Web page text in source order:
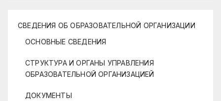
СВЕДЕНИЯ ОБ ОБРАЗОВАТЕЛЬНОЙ ОРГАНИЗАЦИИ
ОСНОВНЫЕ СВЕДЕНИЯ
СТРУКТУРА И ОРГАНЫ УПРАВЛЕНИЯ
ОБРАЗОВАТЕЛЬНОЙ ОРГАНИЗАЦИЕЙ
ДОКУМЕНТЫ